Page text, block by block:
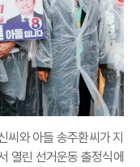
씨와 아들 송주환씨가 지
열린 선거운동 출정식에